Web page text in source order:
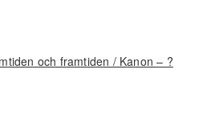
och framtiden / Kanon – ?